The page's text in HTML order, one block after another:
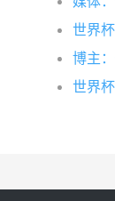
世界
博主
世界